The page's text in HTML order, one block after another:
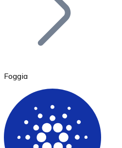
Ethereum
ETH
Foggia